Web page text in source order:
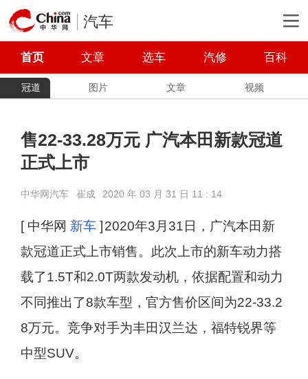
汽车
首页 文章 选车 汽修 百科
冠道 图片 文章 视频
售22-33.28万元 广汽本田新款冠道
正式上市
中华网汽车 崔成 2020 年 03 月 31 日 11 : 14
[ 中华网 新车] 2020年3月31日，广汽本田 新
款冠道正式上市销售。此次上市的新车动力搭
载了1.5T和2.0T两款发动机，依据配置和动力
不同推出了8款车型，官方售价区间为22-33.2
8万元。竞争对手为丰田汉兰达，福特锐界等
中型SUV。